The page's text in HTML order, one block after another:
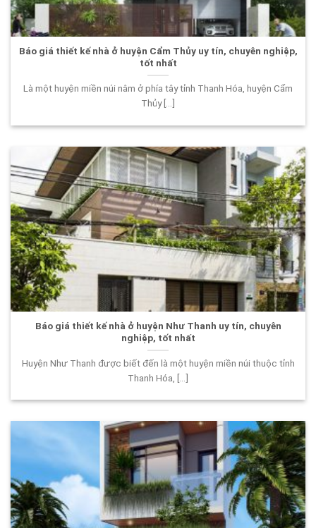
Báo giá thiết kế nhà ở huyện Cẩm Thủy uy tín, chuyên nghiệp,
tốt nhất
Là một huyện miền núi nằm ở phía tây tỉnh Thanh Hóa, huyện Cẩm
Thủy [...]
Báo giá thiết kế nhà ở huyện Như Thanh uy tín, chuyên
nghiệp, tốt nhất
Huyện Như Thanh được biết đến là một huyện miền núi thuộc tỉnh
Thanh Hóa, [...]